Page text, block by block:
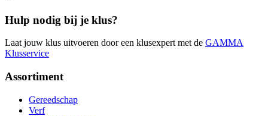
Hulp nodig bij je klus?
Laat jouw klus uitvoeren door een klusexpert met de GAMMA
Klusservice
Assortiment
Gereedschap
Verf